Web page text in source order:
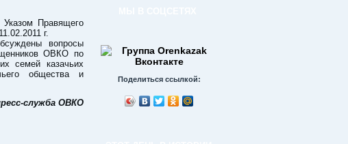
Правящего
г.
вопросы
ОВКО по
семей казачьих
общества и
служба ОВКО
Поделиться ссылкой: